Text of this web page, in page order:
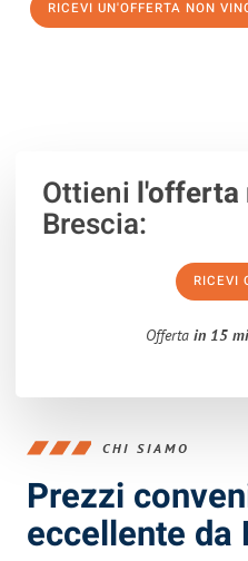
RICEVI UN'OFFERTA NON
Ottieni l'offerta
Brescia:
RICEVI
Offerta in 15
CHI SIAMO
Prezzi
eccellente da